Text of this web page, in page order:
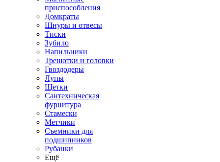
приспособления
Домкраты
Шнуры и отвесы
Тиски
Зубило
Напильники
Трещотки и головки
Гвоздодеры
Лупы
Щетки
Сантехническая
фурнитура
Стамески
Метчики
Съемники для
подшипников
Рубанки
Ещё